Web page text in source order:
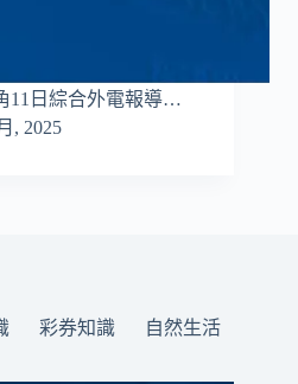
11日綜合外電報導…
, 2025
彩券知識 自然生活